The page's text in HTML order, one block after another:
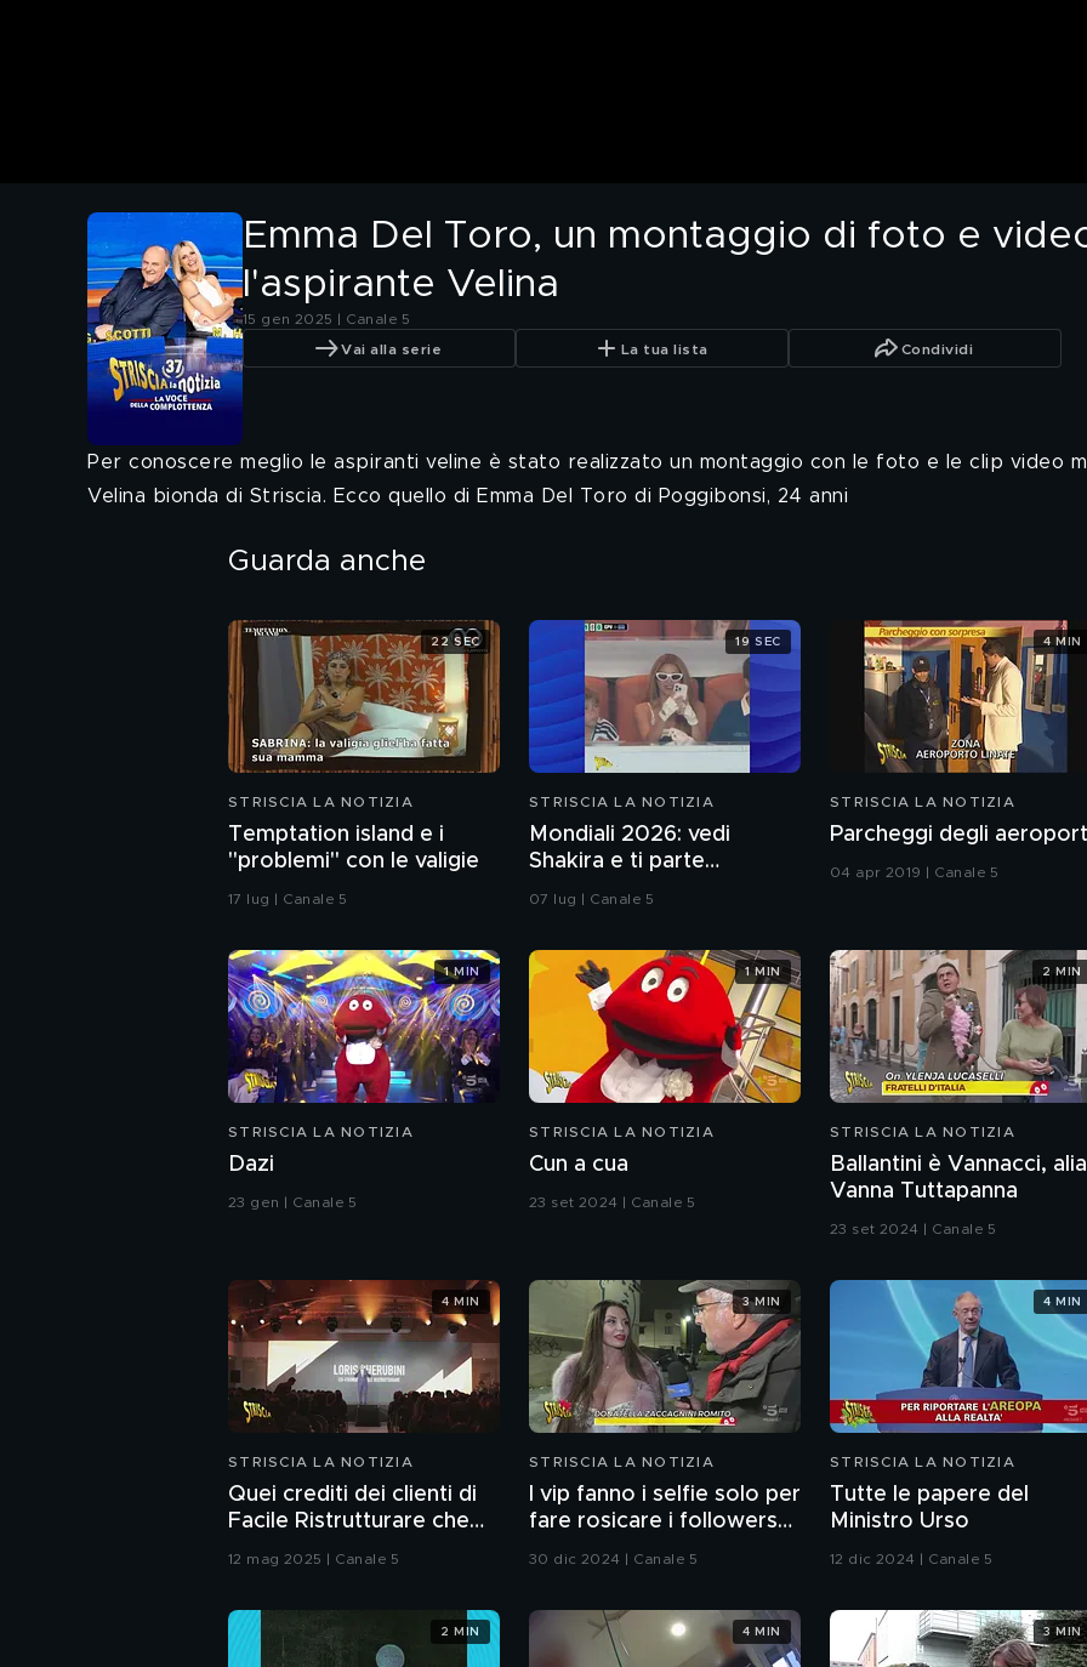
Emma Del Toro, un montaggio di foto e
l'aspirante Velina
15 gen 2025 | Canale 5
Vai alla serie La tua lista Condividi
Per conoscere meglio le aspiranti veline è stato realizzato un montaggio con le foto e le clip video
Velina bionda di Striscia. Ecco quello di Emma Del Toro di Poggibonsi, 24 anni
Guarda anche
STRISCIA LA NOTIZIA
Temptation island e i
"problemi" con le valigie
17 lug | Canale 5
22 SEC
STRISCIA LA NOTIZIA
Mondiali 2026: vedi
Shakira e ti parte
l'ormone
07 lug | Canale 5
19 SEC
STRISCIA LA NOTIZIA
Parcheggi degli
04 apr 2019 | Canale 5
4 MIN
STRISCIA LA NOTIZIA
Dazi
23 gen | Canale 5
1 MIN
STRISCIA LA NOTIZIA
Cun a cua
23 set 2024 | Canale 5
1 MIN
STRISCIA LA NOTIZIA
Ballantini è Vannacci,
Vanna Tuttapanna
23 set 2024 | Canale 5
2 MIN
STRISCIA LA NOTIZIA
Quei crediti dei clienti di
Facile Ristrutturare che
non esistono nei loro
12 mag 2025 | Canale 5
4 MIN
STRISCIA LA NOTIZIA
I vip fanno i selfie solo per
fare rosicare i followers?
Ne è convinto il nostro
30 dic 2024 | Canale 5
3 MIN
STRISCIA LA NOTIZIA
Tutte le papere del
Ministro Urso
12 dic 2024 | Canale 5
4 MIN
2 MIN 4 MIN 3 MIN